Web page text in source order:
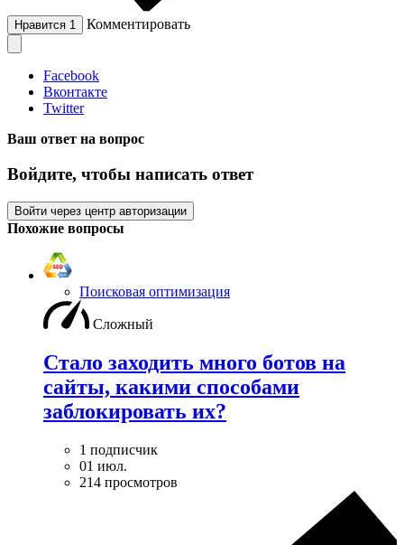
Нравится 1 Комментировать
Facebook
Вконтакте
Twitter
Ваш ответ на вопрос
Войдите, чтобы написать ответ
Войти через центр авторизации
Похожие вопросы
Поисковая оптимизация
Сложный
Стало заходить много ботов на
сайты, какими способами
заблокировать их?
1 подписчик
01 июл.
214 просмотров